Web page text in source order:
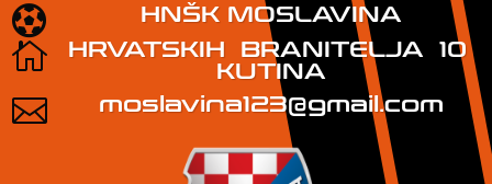
 HNŠK MOSLAVINA

HRVATSKIH BRANITELJA 10
KUTINA
 moslavina123@gmail.com